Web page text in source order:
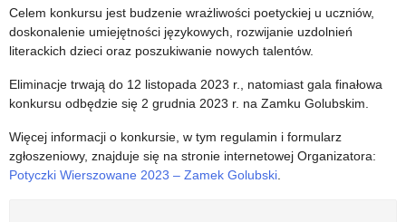
Celem konkursu jest budzenie wrażliwości poetyckiej u uczniów,
doskonalenie umiejętności językowych, rozwijanie uzdolnień
literackich dzieci oraz poszukiwanie nowych talentów.
Eliminacje trwają do 12 listopada 2023 r., natomiast gala finałowa
konkursu odbędzie się 2 grudnia 2023 r. na Zamku Golubskim.
Więcej informacji o konkursie, w tym regulamin i formularz
zgłoszeniowy, znajduje się na stronie internetowej Organizatora:
Potyczki Wierszowane 2023 – Zamek Golubski.
wierze”Jerzego
Popiełuszki
ocalić
życie
bezbronnemu”